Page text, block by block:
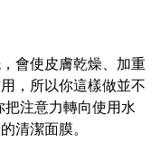
會使皮膚乾燥、加重
，所以你這樣做並不
把注意力轉向使用水
清潔面膜。